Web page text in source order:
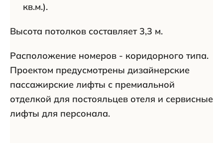
кв.м.).
Высота потолков составляет 3,3 м.
Расположение номеров - коридорного типа.
Проектом предусмотрены дизайнерские
пассажирские лифты с премиальной
отделкой для постояльцев отеля и сервисные
лифты для персонала.